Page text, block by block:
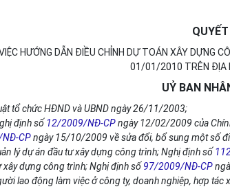
HƯỚNG DẪN ĐIỀU CHỈNH DỰ TOÁN XÂY DỰNG
01/01/2010 TRÊN ĐỊA
UỶ BAN
tổ chức HĐND và UBND ngày 26/11/2003;
định số 12/2009/NĐ-CPngày 12/02/2009 của
CPngày 15/10/2009 về sửa đổi, bổ sung một số
lý dự án đầu tư xây dựng công trình; Nghị định số
xây dựng công trình; Nghị định số 97/2009/NĐ-CP
lao động làm việc ở công ty, doanh nghiệp, hợp tác